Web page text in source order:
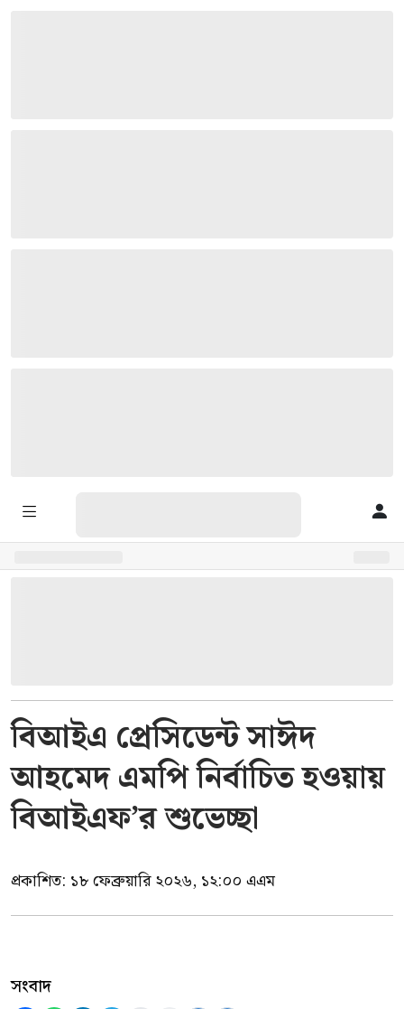
বিআইএ প্রেসিডেন্ট সাঈদ
আহমেদ এমপি নির্বাচিত হওয়ায়
বিআইএফ’র শুভেচ্ছা
প্রকাশিত: ১৮ ফেব্রুয়ারি ২০২৬, ১২:০০ এএম
সংবাদ